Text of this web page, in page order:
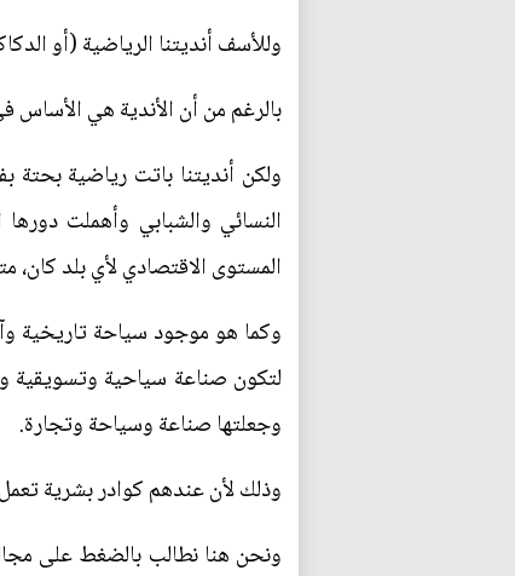
وللأسف أنديتنا الرياضية (أو
بالرغم من أن الأندية هي الأساس
ولكن أنديتنا باتت رياضية بحتة
النسائي والشبابي وأهملت
المستوى الاقتصادي لأي بلد
وكما هو موجود سياحة تاريخية
لتكون صناعة سياحية وتسويقية
وجعلتها صناعة وسياحة وتجارة.
وذلك لأن عندهم كوادر بشرية
ونحن هنا نطالب بالضغط على